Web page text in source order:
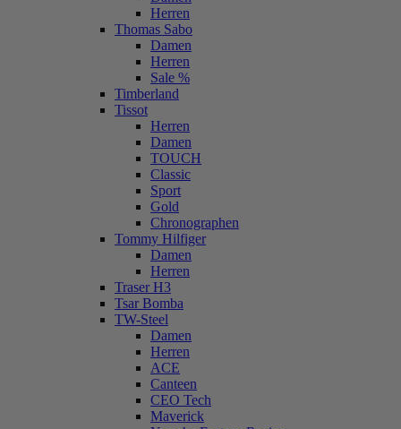
Herren
Thomas Sabo
Damen
Herren
Sale %
Timberland
Tissot
Herren
Damen
TOUCH
Classic
Sport
Gold
Chronographen
Tommy Hilfiger
Damen
Herren
Traser H3
Tsar Bomba
TW-Steel
Damen
Herren
ACE
Canteen
CEO Tech
Maverick